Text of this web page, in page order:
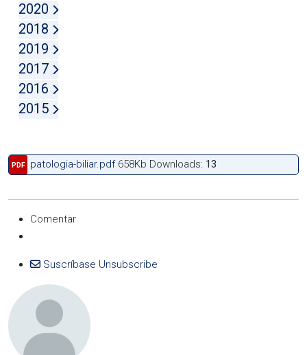
2020
2018
2019
2017
2016
2015
PDF patologia-biliar.pdf 658Kb Downloads: 13
Comentar
Suscríbase Unsubscribe